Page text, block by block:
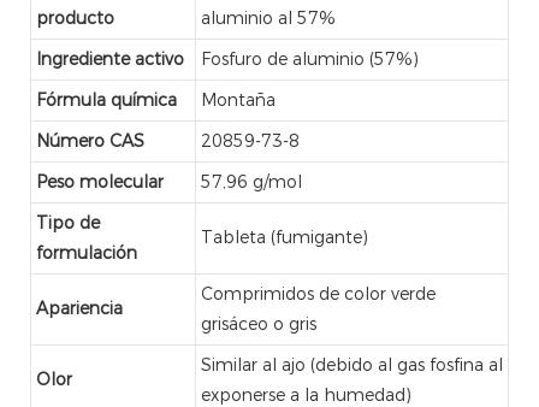
producto
aluminio al 57%
Ingrediente activo
Fosfuro de aluminio (57%)
Fórmula química
Montaña
Número CAS
20859-73-8
Peso molecular
57,96 g/mol
Tipo de
formulación
Tableta (fumigante)
Apariencia
Comprimidos de color verde
grisáceo o gris
Olor
Similar al ajo (debido al gas fosfina al
exponerse a la humedad)